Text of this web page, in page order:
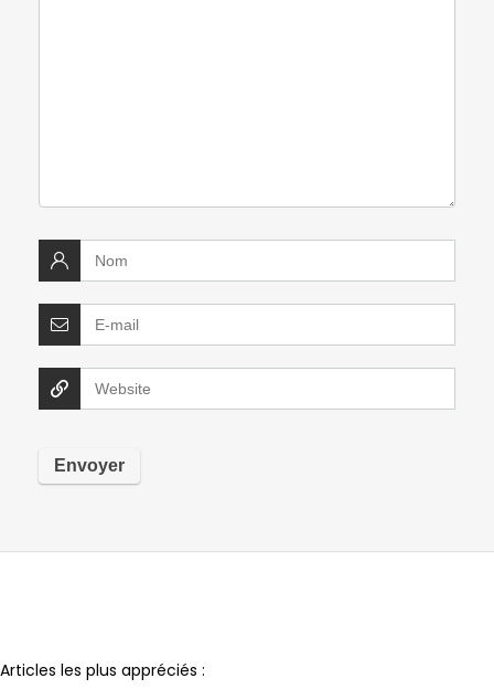
Articles les plus appréciés :